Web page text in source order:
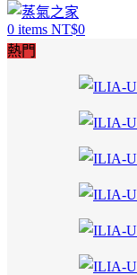
0 items NT$0
熱門